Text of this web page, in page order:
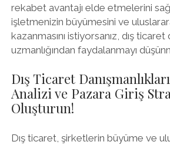
rekabet avantajı elde etmelerini
işletmenizin büyümesini ve
kazanmasını istiyorsanız, dış ticaret
uzmanlığından faydalanmayı
Dış Ticaret
Analizi ve Pazara Giriş
Oluşturun!
Dış ticaret, şirketlerin büyüme ve